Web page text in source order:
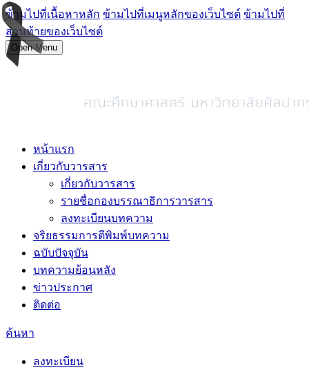
ข้ามไปที่เนื้อหาหลัก ข้ามไปที่เมนูหลักของเว็บไซต์ ข้ามไปที่
ส่วนท้ายของเว็บไซต์
Open Menu
หน้าแรก
เกี่ยวกับวารสาร
เกี่ยวกับวารสาร
รายชื่อกองบรรณาธิการวารสาร
ลงทะเบียนบทความ
จริยธรรมการตีพิมพ์บทความ
ฉบับปัจจุบัน
บทความย้อนหลัง
ข่าวประกาศ
ติดต่อ
ค้นหา
ลงทะเบียน